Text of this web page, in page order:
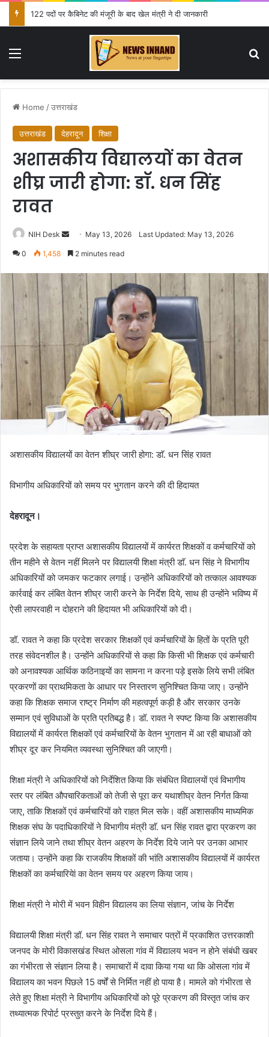
122 पदों पर कैबिनेट की मंजूरी के बाद खेल मंत्री ने दी जानकारी
Menu
Home /उत्तराखंड
उत्तराखंड देहरादून शिक्षा
अशासकीय विद्यालयों का वेतन
शीघ्र जारी होगा: डाॅ. धन सिंह
रावत
NIH Desk
Send
an
May 13, 2026 Last Updated: May 13, 2026
0 1,458 2 minutes read
अशासकीय विद्यालयों का वेतन शीघ्र जारी होगा: डाॅ. धन सिंह रावत
विभागीय अधिकारियों को समय पर भुगतान करने की दी हिदायत
देहरादून।
प्रदेश के सहायता प्राप्त अशासकीय विद्यालयों में कार्यरत शिक्षकों व कर्मचारियों को
तीन महीने से वेतन नहीं मिलने पर विद्यालयी शिक्षा मंत्री डाॅ. धन सिंह ने विभागीय
अधिकारियों को जमकर फटकार लगाई। उन्होंने अधिकारियों को तत्काल आवश्यक
कार्रवाई कर लंबित वेतन शीघ्र जारी करने के निर्देश दिये, साथ ही उन्होंने भविष्य में
ऐसी लापरवाही न दोहराने की हिदायत भी अधिकारियों को दी।
डॉ. रावत ने कहा कि प्रदेश सरकार शिक्षकों एवं कर्मचारियों के हितों के प्रति पूरी
तरह संवेदनशील है। उन्होंने अधिकारियों से कहा कि किसी भी शिक्षक एवं कर्मचारी
को अनावश्यक आर्थिक कठिनाइयों का सामना न करना पड़े इसके लिये सभी लंबित
प्रकरणों का प्राथमिकता के आधार पर निस्तारण सुनिश्चित किया जाए। उन्होंने
कहा कि शिक्षक समाज राष्ट्र निर्माण की महत्वपूर्ण कड़ी है और सरकार उनके
सम्मान एवं सुविधाओं के प्रति प्रतिबद्ध है। डॉ. रावत ने स्पष्ट किया कि अशासकीय
विद्यालयों में कार्यरत शिक्षकों एवं कर्मचारियों के वेतन भुगतान में आ रही बाधाओं को
शीघ्र दूर कर नियमित व्यवस्था सुनिश्चित की जाएगी।
शिक्षा मंत्री ने अधिकारियों को निर्देशित किया कि संबंधित विद्यालयों एवं विभागीय
स्तर पर लंबित औपचारिकताओं को तेजी से पूरा कर यथाशीघ्र वेतन निर्गत किया
जाए, ताकि शिक्षकों एवं कर्मचारियों को राहत मिल सके। वहीं अशासकीय माध्यमिक
शिक्षक संघ के पदाधिकारियों ने विभागीय मंत्री डाॅ. धन सिंह रावत द्वारा प्रकरण का
संज्ञान लिये जाने तथा शीघ्र वेतन अहरण के निर्देश दिये जाने पर उनका आभार
जताया। उन्होंने कहा कि राजकीय शिक्षकों की भांति अशासकीय विद्यालयों में कार्यरत
शिक्षकों का कर्मचारियेां का वेतन समय पर अहरण किया जाय।
शिक्षा मंत्री ने मोरी में भवन विहीन विद्यालय का लिया संज्ञान, जांच के निर्देश
विद्यालयी शिक्षा मंत्री डॉ. धन सिंह रावत ने समाचार पत्रों में प्रकाशित उत्तरकाशी
जनपद के मोरी विकासखंड स्थित ओसला गांव में विद्यालय भवन न होने संबंधी खबर
का गंभीरता से संज्ञान लिया है। समाचारों में दावा किया गया था कि ओसला गांव में
विद्यालय का भवन पिछले 15 वर्षों से निर्मित नहीं हो पाया है। मामले को गंभीरता से
लेते हुए शिक्षा मंत्री ने विभागीय अधिकारियों को पूरे प्रकरण की विस्तृत जांच कर
तथ्यात्मक रिपोर्ट प्रस्तुत करने के निर्देश दिये हैं।